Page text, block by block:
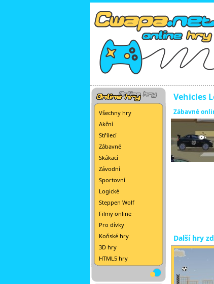
Všechny hry
Akční
Střílecí
Zábavné
Skákací
Závodní
Sportovní
Logické
Steppen Wolf
Filmy online
Pro dívky
Koňské hry
3D hry
HTML5 hry
Vehicles
Zábavné
Další hry